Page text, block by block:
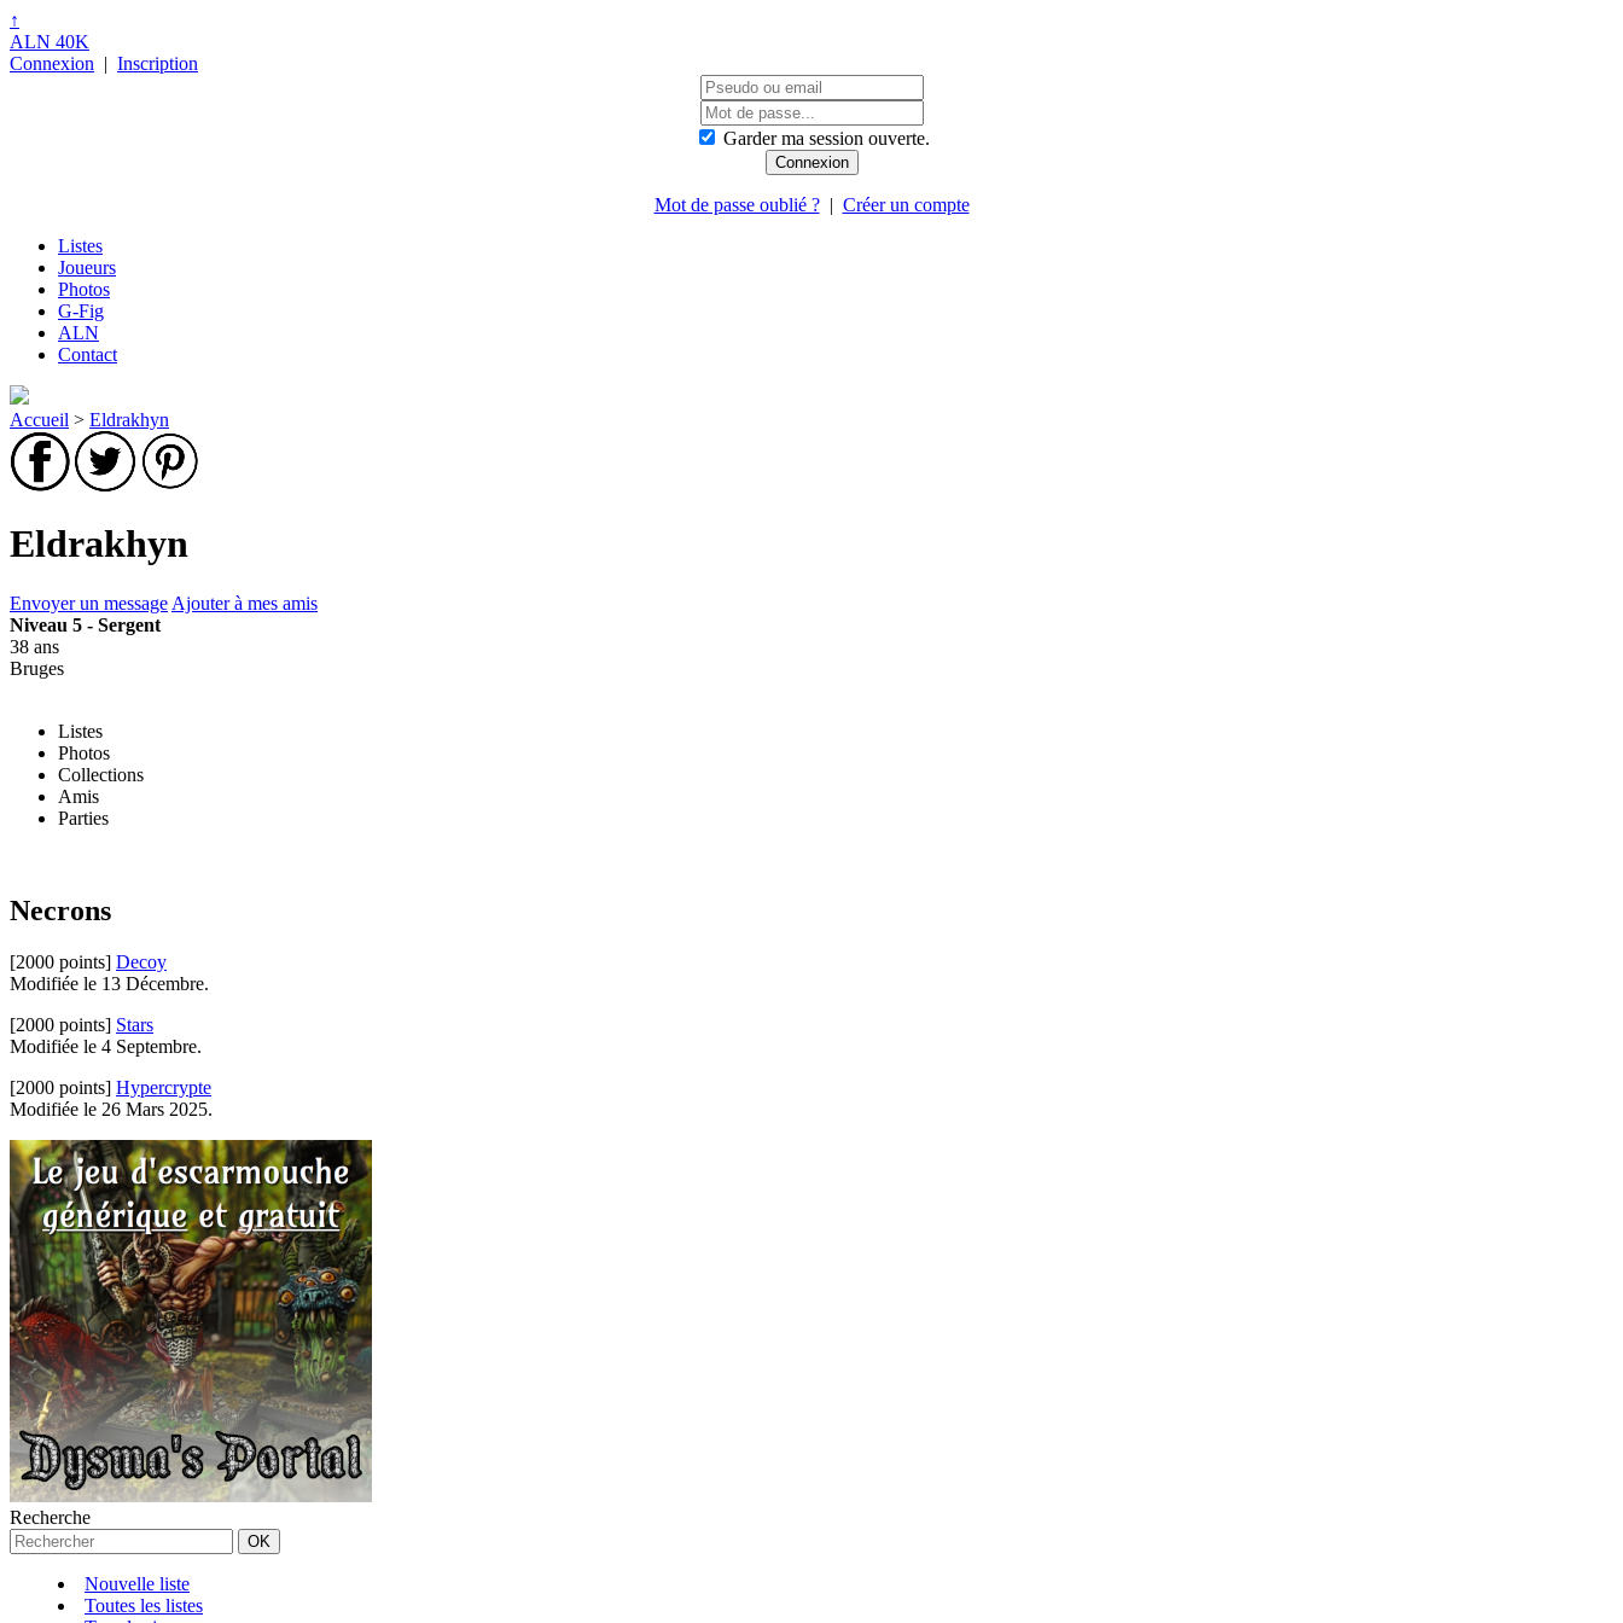
↑
ALN 40K
Connexion | Inscription
Garder ma session ouverte.
Mot de passe oublié ?| Créer un compte
Listes
Joueurs
Photos
G-Fig
ALN
Contact
Accueil > Eldrakhyn
Eldrakhyn
Envoyer un message Ajouter à mes amis
Niveau 5 - Sergent
38 ans
Bruges
Listes
Photos
Collections
Amis
Parties
Necrons
[2000 points] Decoy
Modifiée le 13 Décembre.
[2000 points] Stars
Modifiée le 4 Septembre.
[2000 points] Hypercrypte
Modifiée le 26 Mars 2025.
Recherche
Nouvelle liste
Toutes les listes